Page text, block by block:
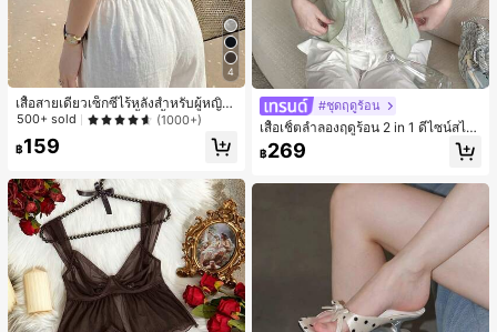
4
เสื้อสายเดี่ยวเซ็กซี่ไร้หลังสำหรับผู้หญิง
พร้อมบราแบบมีฟองน้ำ, เสื้อกล้ามแขน
500+ sold (1000+)
฿159
#ชุดฤดูร้อน
เสื้อเชิ้ตลำลองฤดูร้อน 2 in 1 ดีไซน์สไต
ล์เกาหลี แต่งลูกไม้ต่อผ้า
฿269